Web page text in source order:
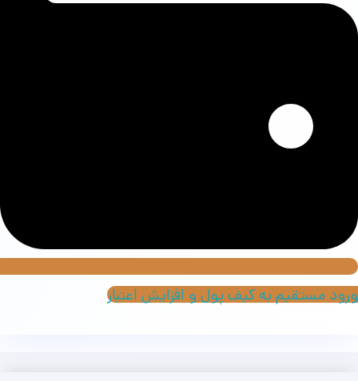
ورود مستقیم به کیف پول و افزایش اعتبار